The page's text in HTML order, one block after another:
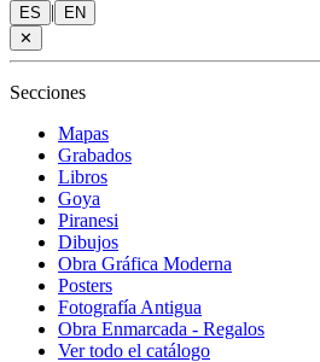
ES |
EN
✕
Secciones
Mapas
Grabados
Libros
Goya
Piranesi
Dibujos
Obra Gráfica Moderna
Posters
Fotografía Antigua
Obra Enmarcada - Regalos
Ver todo el catálogo